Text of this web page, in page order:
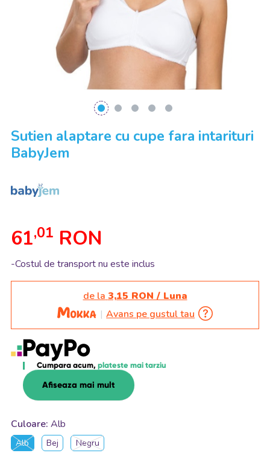
Sutien alaptare cu cupe fara intarituri
BabyJem
61,01 RON
-Costul de transport nu este inclus
de la 3,15 RON / Luna
Avans pe gustul tau
Cumpara acum, plateste mai tarziu
Afiseaza mai mult
Culoare: Alb
Alb Bej Negru